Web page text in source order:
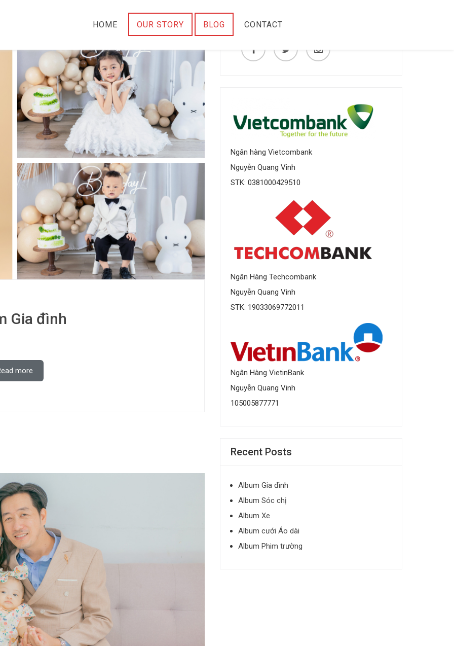
HOME OUR STORY BLOG CONTACT
Gia đình
more
Ngân hàng Vietcombank
Nguyễn Quang Vinh
STK: 0381000429510
Ngân Hàng Techcombank
Nguyễn Quang Vinh
STK: 19033069772011
Ngân Hàng VietinBank
Nguyễn Quang Vinh
105005877771
Recent Posts
Album Gia đình
Album Sóc chị
Album Xe
Album cưới Áo dài
Album Phim trường